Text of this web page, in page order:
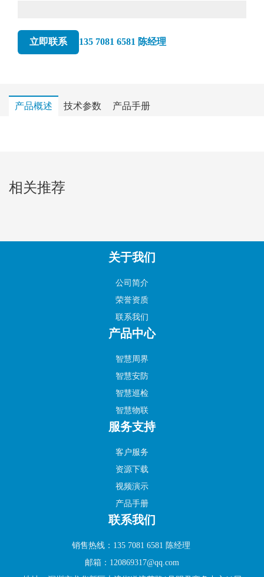
立即联系 135 7081 6581 陈经理
产品概述 技术参数 产品手册
相关推荐
关于我们
公司简介
荣誉资质
联系我们
产品中心
智慧周界
智慧安防
智慧巡检
智慧物联
服务支持
客户服务
资源下载
视频演示
产品手册
联系我们
销售热线：135 7081 6581 陈经理
邮箱：120869317@qq.com